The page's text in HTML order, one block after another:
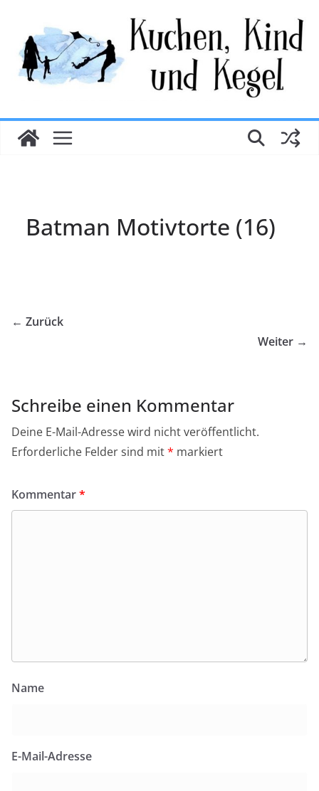
springen
Batman Motivtorte (16)
← Zurück
Weiter →
Schreibe einen Kommentar
Deine E-Mail-Adresse wird nicht veröffentlicht.
Erforderliche Felder sind mit* markiert
Kommentar*
Name
E-Mail-Adresse